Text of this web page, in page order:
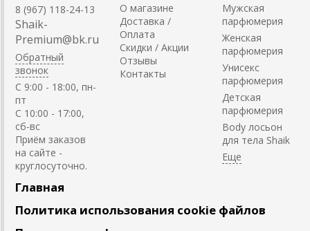
8 (967) 118-24-13
Shaik-
Premium@bk.ru
Обратный
звонок
C 9:00 - 18:00, пн-
пт
С 10:00 - 17:00,
сб-вс
Приём заказов
на сайте -
круглосуточно.
О магазине
Доставка /
Оплата
Скидки / Акции
Отзывы
Контакты
Мужская
парфюмерия
Женская
парфюмерия
Унисекс
парфюмерия
Детская
парфюмерия
Body лосьон
для тела Shaik
Главная
Политика использования cookie файлов